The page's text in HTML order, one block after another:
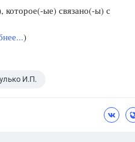
которое(-ые) связано(-ы) с
)
И.П.